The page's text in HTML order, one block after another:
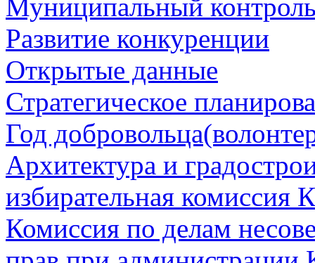
Муниципальный
Развитие конкуренции
Открытые данные
Стратегическое
Год
Архитектура и
избирательная комиссия
Комиссия по делам